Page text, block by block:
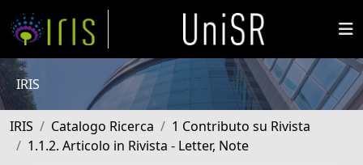
IRIS
IRIS Catalogo Ricerca
1 Contributo su Rivista
1.1.2. Articolo in Rivista - Letter, Note